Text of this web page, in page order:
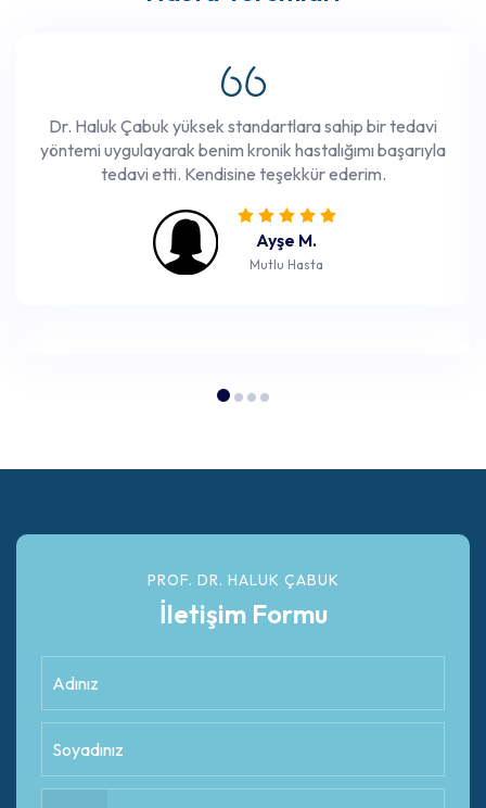
Dr. Haluk Çabuk yüksek standartlara sahip bir tedavi
yöntemi uygulayarak benim kronik hastalığımı başarıyla
tedavi etti. Kendisine teşekkür ederim.
Ayşe M.
Mutlu Hasta
PROF. DR. HALUK ÇABUK
İletişim Formu